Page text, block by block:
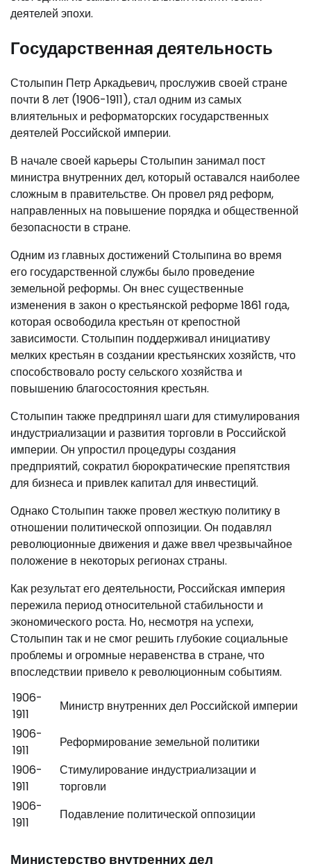
деятелей эпохи.
Государственная деятельность
Столыпин Петр Аркадьевич, прослужив своей стране
почти 8 лет (1906-1911), стал одним из самых
влиятельных и реформаторских государственных
деятелей Российской империи.
В начале своей карьеры Столыпин занимал пост
министра внутренних дел, который оставался наиболее
сложным в правительстве. Он провел ряд реформ,
направленных на повышение порядка и общественной
безопасности в стране.
Одним из главных достижений Столыпина во время
его государственной службы было проведение
земельной реформы. Он внес существенные
изменения в закон о крестьянской реформе 1861 года,
которая освободила крестьян от крепостной
зависимости. Столыпин поддерживал инициативу
мелких крестьян в создании крестьянских хозяйств, что
способствовало росту сельского хозяйства и
повышению благосостояния крестьян.
Столыпин также предпринял шаги для стимулирования
индустриализации и развития торговли в Российской
империи. Он упростил процедуры создания
предприятий, сократил бюрократические препятствия
для бизнеса и привлек капитал для инвестиций.
Однако Столыпин также провел жесткую политику в
отношении политической оппозиции. Он подавлял
революционные движения и даже ввел чрезвычайное
положение в некоторых регионах страны.
Как результат его деятельности, Российская империя
пережила период относительной стабильности и
экономического роста. Но, несмотря на успехи,
Столыпин так и не смог решить глубокие социальные
проблемы и огромные неравенства в стране, что
впоследствии привело к революционным событиям.
1906-
1911
Министр внутренних дел Российской империи
1906-
1911
Реформирование земельной политики
1906-
1911
Стимулирование индустриализации и
торговли
1906-
1911
Подавление политической оппозиции
Министерство внутренних дел